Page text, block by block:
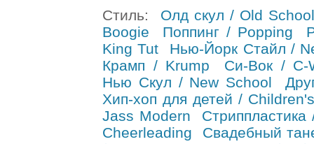
Стиль:
Олд скул / Old School
Boogie
Поппинг / Popping
King Tut
Нью-Йорк Стайл /
Крамп / Krump
Си-Вок / C-
Нью Скул / New School
Хип-хоп для детей /
Jass Modern
Cheerleading
Свадебный